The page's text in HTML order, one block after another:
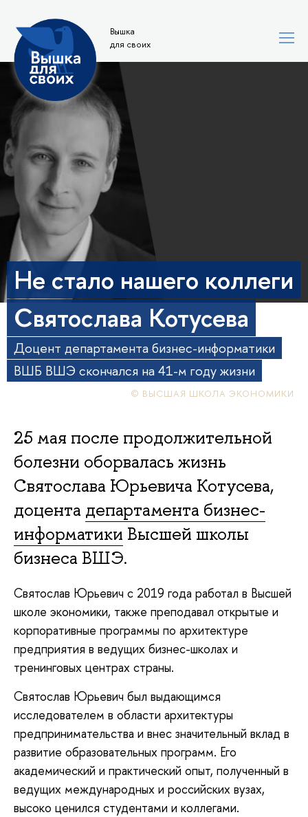
Вышка
для своих
Не стало нашего коллеги
Святослава Котусева
Доцент департамента бизнес-информатики
ВШБ ВШЭ скончался на 41-м году жизни
© ВЫСШАЯ ШКОЛА ЭКОНОМИКИ
25 мая после продолжительной
болезни оборвалась жизнь
Святослава Юрьевича Котусева,
доцента департамента бизнес-
информатики Высшей школы
бизнеса ВШЭ.
Святослав Юрьевич с 2019 года работал в Высшей
школе экономики, также преподавал открытые и
корпоративные программы по архитектуре
предприятия в ведущих бизнес-школах и
тренинговых центрах страны.
Святослав Юрьевич был выдающимся
исследователем в области архитектуры
предпринимательства и внес значительный вклад в
развитие образовательных программ. Его
академический и практический опыт, полученный в
ведущих международных и российских вузах,
высоко ценился студентами и коллегами.